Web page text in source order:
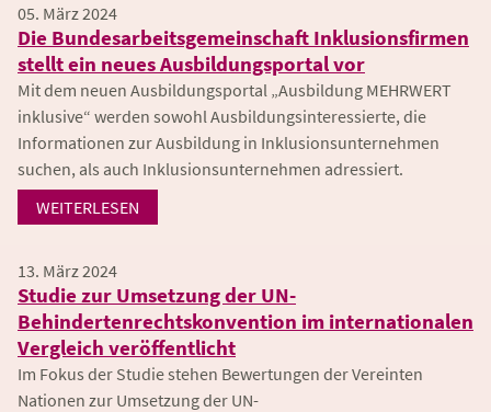
05. März 2024
Die Bundesarbeitsgemeinschaft Inklusionsfirmen
stellt ein neues Ausbildungsportal vor
Mit dem neuen Ausbildungsportal „Ausbildung MEHRWERT
inklusive“ werden sowohl Ausbildungsinteressierte, die
Informationen zur Ausbildung in Inklusionsunternehmen
suchen, als auch Inklusionsunternehmen adressiert.
WEITERLESEN
13. März 2024
Studie zur Umsetzung der UN-
Behindertenrechtskonvention im internationalen
Vergleich veröffentlicht
Im Fokus der Studie stehen Bewertungen der Vereinten
Nationen zur Umsetzung der UN-